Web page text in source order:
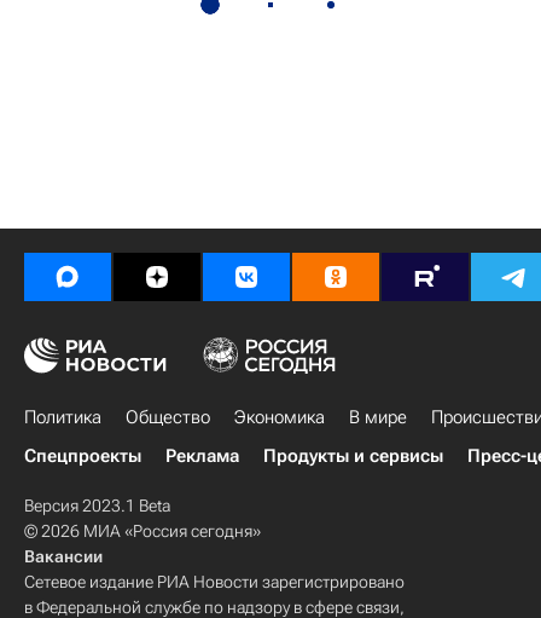
Политика Общество Экономика В мире
Спецпроекты
Реклама Продукты и сервисы Пресс-
Версия 2023.1 Beta
© 2026 МИА «Россия сегодня»
Вакансии
Сетевое издание РИА Новости зарегистрировано
в Федеральной службе по надзору в сфере связи,